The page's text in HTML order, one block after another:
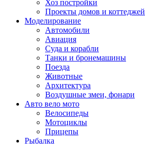
Хоз постройки
Проекты домов и коттеджей
Моделирование
Автомобили
Авиация
Суда и корабли
Танки и бронемашины
Поезда
Животные
Архитектура
Воздушные змеи, фонари
Авто вело мото
Велосипеды
Мотоциклы
Прицепы
Рыбалка